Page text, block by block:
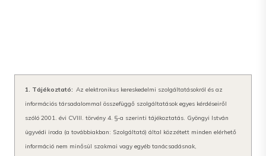
1. Tájékoztató: Az elektronikus kereskedelmi szolgáltatásokról és az
információs társadalommal összefüggő szolgáltatások egyes kérdéseiről
szóló 2001. évi CVIII. törvény 4. §-a szerinti tájékoztatás. Gyöngyi István
ügyvédi iroda (a továbbiakban: Szolgáltató) által közzétett minden elérhető
információ nem minősül szakmai vagy egyéb tanácsadásnak,